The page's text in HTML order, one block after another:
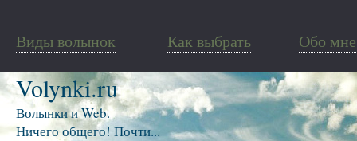
Виды волынок Как выбрать Обо мне
Volynki.ru
Волынки и Web.
Ничего общего! Почти...